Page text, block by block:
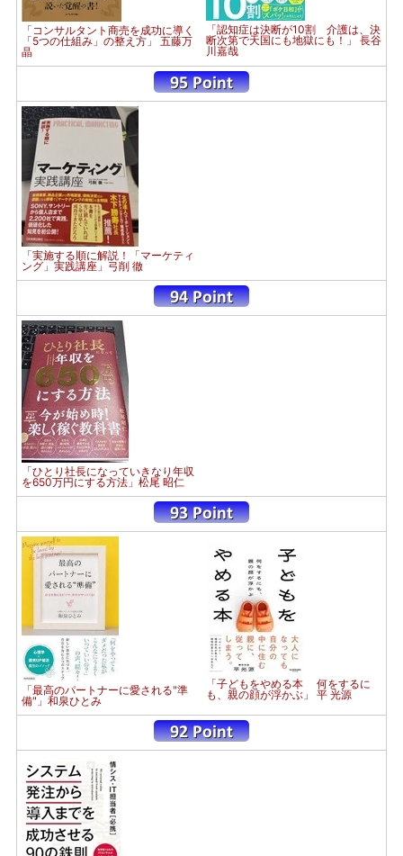
「コンサルタント商売を成功に導く
「5つの仕組み」の整え方」 五藤万
晶
「認知症は決断が10割 介護は、決
断次第で天国にも地獄にも！」 長谷
川嘉哉
「実施する順に解説！「マーケティ
ング」実践講座」弓削 徹
「ひとり社長になっていきなり年収
を650万円にする方法」松尾 昭仁
「最高のパートナーに愛される"準
備"」和泉ひとみ
「子どもをやめる本 何をするに
も、親の顔が浮かぶ」 平 光源